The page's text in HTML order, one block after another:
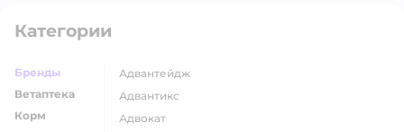
Категории
Бренды
Ветаптека
Корм
адвантейдж
адвантикс
адвокат